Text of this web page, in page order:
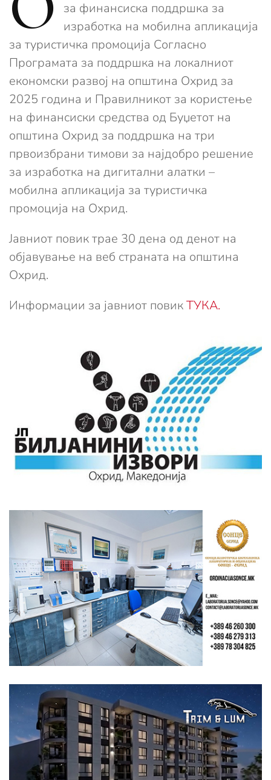
за финансиска поддршка за
изработка на мобилна апликација
за туристичка промоција Согласно
Програмата за поддршка на локалниот
економски развој на општина Охрид за
2025 година и Правилникот за користење
на финансиски средства од Буџетот на
општина Охрид за поддршка на три
првоизбрани тимови за најдобро решение
за изработка на дигитални алатки –
мобилна апликација за туристичка
промоција на Охрид.
Јавниот повик трае 30 дена од денот на
објавување на веб страната на општина
Охрид.
Информации за јавниот повикТУКА.